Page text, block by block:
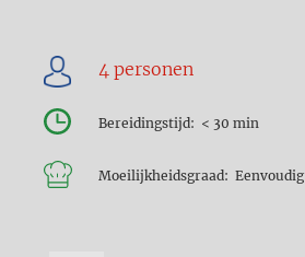
Bereidingstijd < 30 min
Moeilijkheidsgraad Eenvoudig